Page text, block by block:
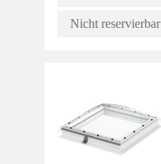
Nicht reservierbar